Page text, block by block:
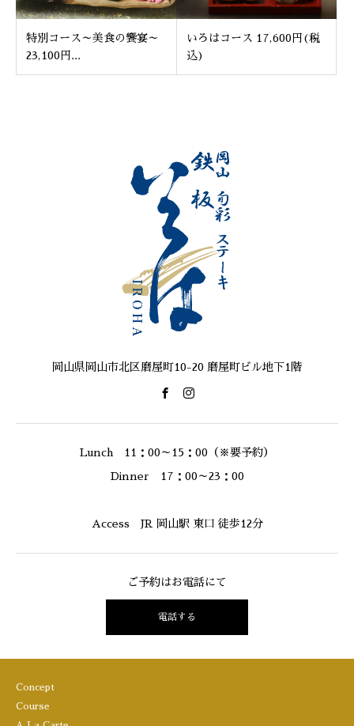
特別コース～美食の饗宴～
23,100円...
いろはコース 17,600円(税
込)
岡山県岡山市北区磨屋町10-20 磨屋町ビル地下1階
Lunch 11：00～15：00（※要予約）
Dinner 17：00～23：00
Access JR 岡山駅 東口 徒歩12分
ご予約はお電話にて
電話する
Concept
Course